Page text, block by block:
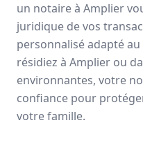
un notaire à Amplier
juridique de vos
personnalisé adapté
résidiez à Amplier ou
environnantes, votre
confiance pour
votre famille.